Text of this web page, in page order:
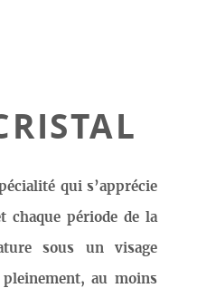
qui s’apprécie
chaque période de la
sous un visage
au moins